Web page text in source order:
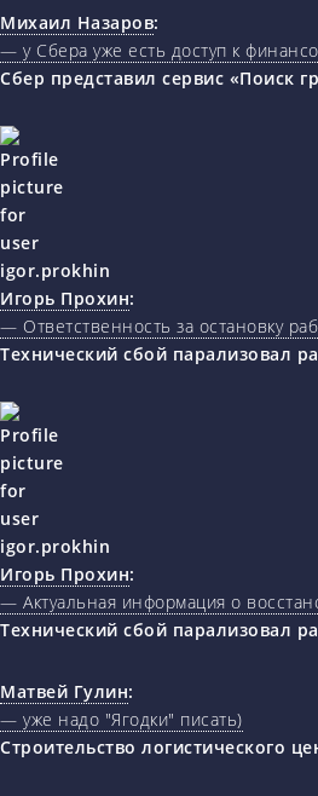
Михаил Назаров:
— у Сбера уже есть доступ к
Сбер представил сервис «Поиск
Игорь Прохин:
— Ответственность за остановку
Технический сбой парализовал
Игорь Прохин:
— Актуальная информация о
Технический сбой парализовал
Матвей Гулин:
— уже надо "Ягодки" писать)
Строительство логистического